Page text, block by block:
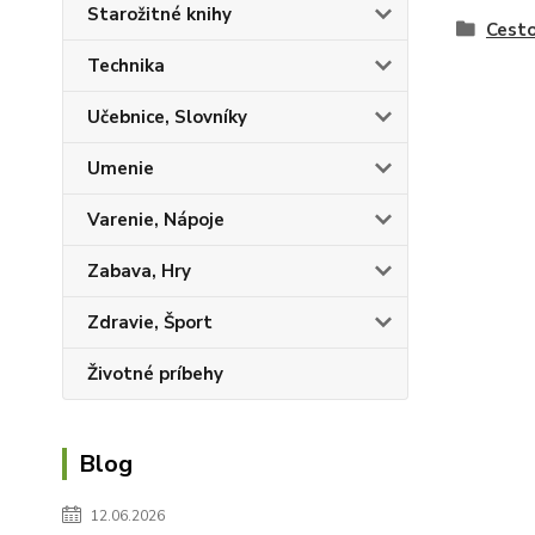
Starožitné knihy
Technika
Učebnice, Slovníky
Umenie
Varenie, Nápoje
Zabava, Hry
Zdravie, Šport
Životné príbehy
Blog
12.06.2026